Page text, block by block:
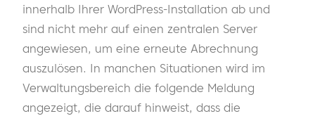
innerhalb Ihrer WordPress-Installation ab und
sind nicht mehr auf einen zentralen Server
angewiesen, um eine erneute Abrechnung
auszulösen. In manchen Situationen wird im
Verwaltungsbereich die folgende Meldung
angezeigt, die darauf hinweist, dass die